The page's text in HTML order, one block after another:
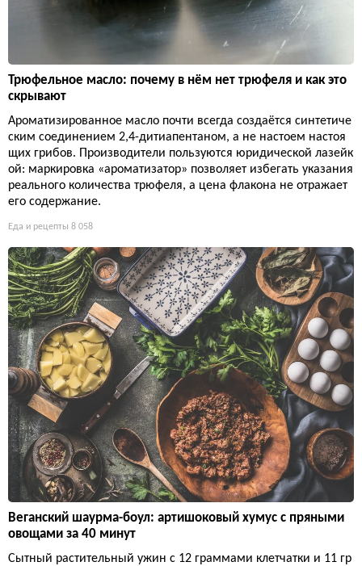
Трюфельное масло: почему в нём нет трюфеля и как это
скрывают
Ароматизированное масло почти всегда создаётся синтетиче
ским соединением 2,4-дитиапентаном, а не настоем настоя
щих грибов. Производители пользуются юридической лазейк
ой: маркировка «ароматизатор» позволяет избегать указания
реального количества трюфеля, а цена флакона не отражает
его содержание.
Еда и рецепты 8 058
Веганский шаурма-боул: артишоковый хумус с пряными
овощами за 40 минут
Сытный растительный ужин с 12 граммами клетчатки и 11 гр